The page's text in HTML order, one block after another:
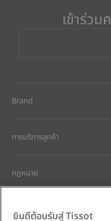
เข้าร่ว
Brand
การบริการลูกค้า
กฎหมาย
การช่วยเหลือและติดต่อ
ยินดีต้อนรับสู่ Tissot